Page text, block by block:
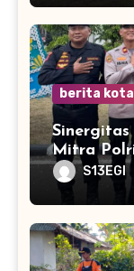
berita
Sinergitas
Mitra
KotaS13EGI